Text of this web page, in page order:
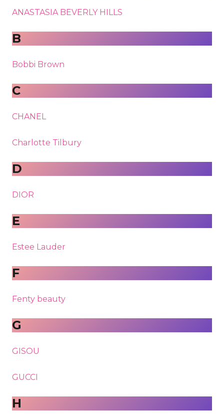
ANASTASIA BEVERLY HILLS
B
Bobbi Brown
C
CHANEL
Charlotte Tilbury
D
DIOR
E
Estee Lauder
F
Fenty beauty
G
GISOU
GUCCI
H